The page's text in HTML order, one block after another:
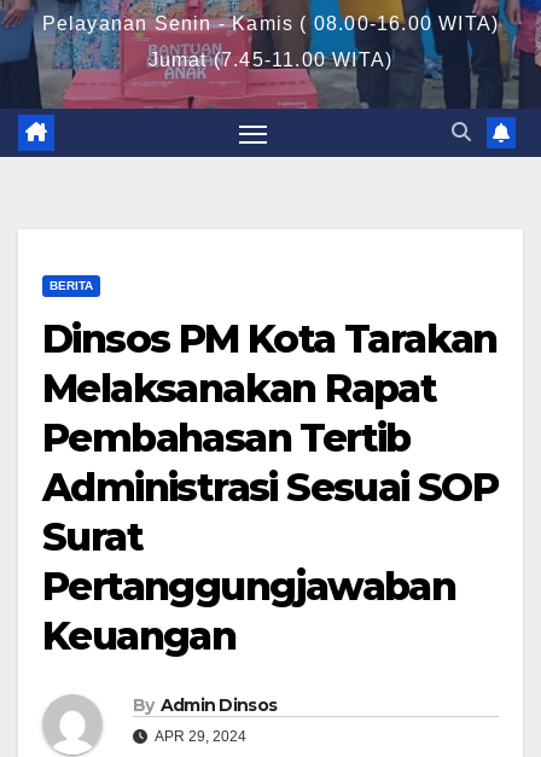
Pelayanan Senin - Kamis ( 08.00-16.00 WITA)
Jumat (7.45-11.00 WITA)
BERITA
Dinsos PM Kota Tarakan
Melaksanakan Rapat
Pembahasan Tertib
Administrasi Sesuai SOP
Surat
Pertanggungjawaban
Keuangan
By Admin Dinsos
APR 29, 2024